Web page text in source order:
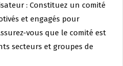
: Constituez un comité
et engagés pour
vous que le comité est
secteurs et groupes de